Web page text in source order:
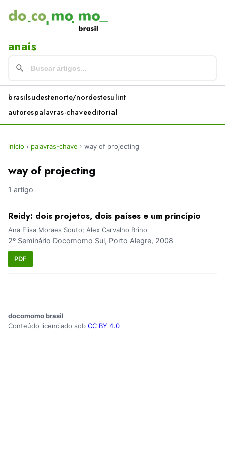
anais
brasilsudestenorte/nordestesulint
autorespalavras-chaveeditorial
início › palavras-chave › way of projecting
way of projecting
1 artigo
Reidy: dois projetos, dois países e um princípio
Ana Elisa Moraes Souto; Alex Carvalho Brino
2º Seminário Docomomo Sul, Porto Alegre, 2008
PDF
docomomo brasil
Conteúdo licenciado sob CC BY 4.0